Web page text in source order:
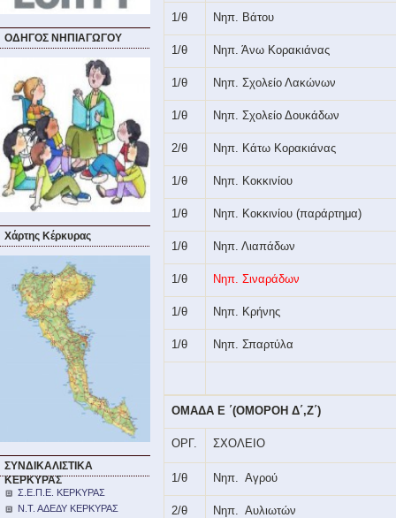
1/θ Νηπ. Βάτου
1/θ Νηπ. Άνω Κορακιάνας
1/θ Νηπ. Σχολείο Λακώνων
1/θ Νηπ. Σχολείο Δουκάδων
2/θ Νηπ. Κάτω Κορακιάνας
1/θ Νηπ. Κοκκινίου
1/θ Νηπ. Κοκκινίου (παράρτημα)
1/θ Νηπ. Λιαπάδων
1/θ Νηπ. Σιναράδων
1/θ Νηπ. Κρήνης
1/θ Νηπ. Σπαρτύλα
ΟΜΑΔΑ Ε ΄(ΟΜΟΡΟΗ Δ΄,Ζ΄)
ΟΡΓ. ΣΧΟΛΕΙΟ
1/θ Νηπ. Αγρού
2/θ Νηπ. Αυλιωτών
ΟΔΗΓΟΣ ΝΗΠΙΑΓΩΓΟΥ
Χάρτης Κέρκυρας
ΣΥΝΔΙΚΑΛΙΣΤΙΚΑ
ΚΕΡΚΥΡΑΣ
Σ.Ε.Π.Ε. ΚΕΡΚΥΡΑΣ
Ν.Τ. ΑΔΕΔΥ ΚΕΡΚΥΡΑΣ